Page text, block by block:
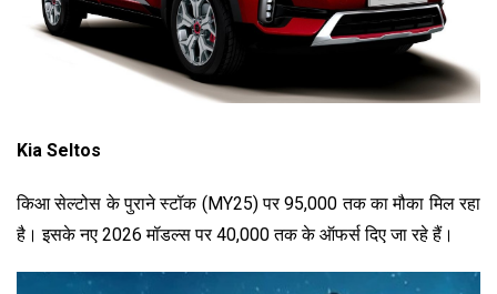
Kia Seltos
किआ सेल्टोस के पुराने स्टॉक (MY25) पर ₹95,000 तक का मौका मिल रहा
है। इसके नए 2026 मॉडल्स पर ₹40,000 तक के ऑफर्स दिए जा रहे हैं।